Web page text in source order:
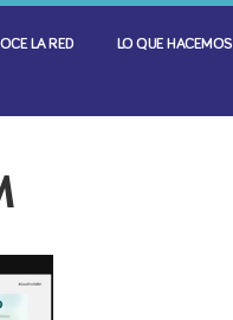
LA RED LO QUE HACEMOS